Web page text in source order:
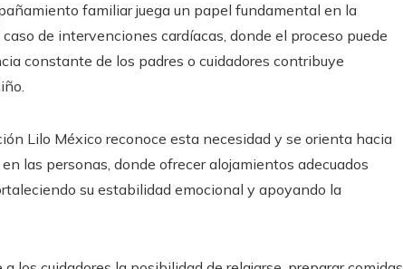
familiar juega un papel fundamental en la
de intervenciones cardíacas, donde el proceso puede
constante de los padres o cuidadores contribuye
Lilo México reconoce esta necesidad y se orienta hacia
las personas, donde ofrecer alojamientos adecuados
su estabilidad emocional y apoyando la